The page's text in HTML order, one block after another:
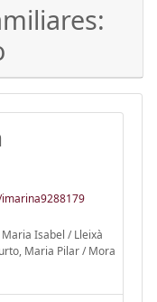
Isabel / Lleixà
Maria Pilar / Mora